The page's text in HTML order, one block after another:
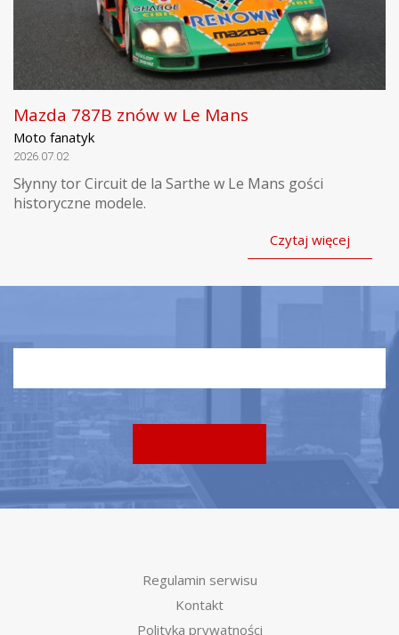
Mazda 787B znów w Le Mans
Moto fanatyk
2026.07.02
Słynny tor Circuit de la Sarthe w Le Mans gości
historyczne modele.
Czytaj więcej
Regulamin serwisu
Kontakt
Polityka prywatności